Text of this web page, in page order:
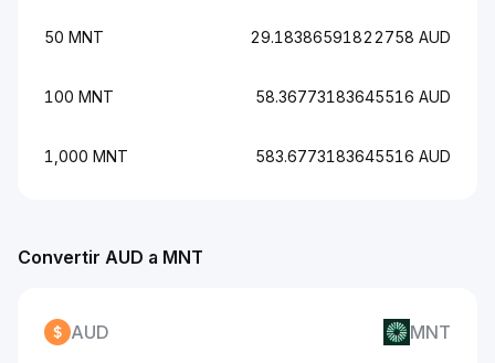
50 MNT 29.18386591822758 AUD
100 MNT 58.36773183645516 AUD
1,000 MNT 583.6773183645516 AUD
Convertir AUD a MNT
AUD MNT